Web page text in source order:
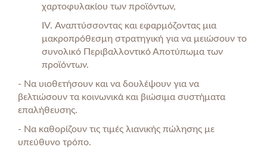
χαρτοφυλακίου των προϊόντων,
IV. Αναπτύσσοντας και εφαρμόζοντας μια
μακροπρόθεσμη στρατηγική για να μειώσουν το
συνολικό Περιβαλλοντικό Αποτύπωμα των
προϊόντων.
- Να υιοθετήσουν και να δουλέψουν για να
βελτιώσουν τα κοινωνικά και βιώσιμα συστήματα
επαλήθευσης.
- Να καθορίζουν τις τιμές λιανικής πώλησης με
υπεύθυνο τρόπο.